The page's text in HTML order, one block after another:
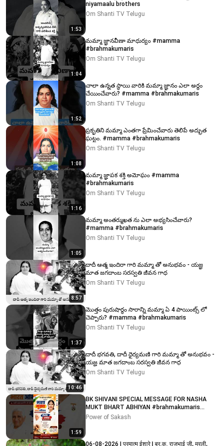
1:53
niyamaalu brothers
Om Shanti TV Telugu
1:04
మమ్మా జ్ఞానవీణా మాధుర్యం #mamma
#brahmakumaris
Om Shanti TV Telugu
1:52
చాలా ఉన్నత స్థాయి వారికి మమ్మా జ్ఞానం ఎలా అర్థం
చేయించేవారు? #mamma #brahmakumaris
Om Shanti TV Telugu
1:08
ప్రకృతిని మమ్మా ఎంతగా ప్రేమించేవారు తెలిపే అద్భుత
ఘట్టం. #mamma #brahmakumaris
Om Shanti TV Telugu
1:16
మమ్మా జ్ఞాపక శక్తి అమోఘం #mamma
#brahmakumaris
Om Shanti TV Telugu
1:05
మమ్మా అంతర్ముఖత ను ఎలా అభ్యసించేవారు?
#mamma #brahmakumaris
Om Shanti TV Telugu
8:57
దాదీ ఆత్మ ఇందిరా గారి మమ్మా తో అనుభవం - యజ్ఞ
మాత జగదాంబ సరస్వతి జీవన గాధ
Om Shanti TV Telugu
1:37
మొత్తం పురుషార్ధం సారాన్ని మమ్మా ఏ 4 పాయింట్స్ లో
చెప్పారు? #mamma #brahmakumaris
Om Shanti TV Telugu
10:46
దాదీ భగవతి, దాదీ ధైర్యమణి గారి మమ్మా తో అనుభవం -
యజ్ఞ మాత జగదాంబ సరస్వతి జీవన గాధ
Om Shanti TV Telugu
1:59
BK SHIVANI SPECIAL MESSAGE FOR NASHA
MUKT BHART ABHIYAN #brahmakumaris
#bkshivani
Power of Sakash
06-08-2026 | परमात्म ईशारे | ब्र.कु. राजूभाई जी, मुरली,